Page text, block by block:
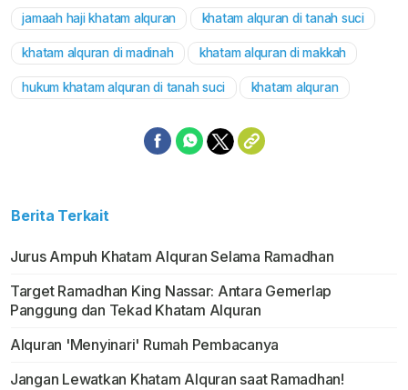
Mute
jamaah haji khatam alquran khatam alquran di tanah suci
khatam alquran di madinah khatam alquran di makkah
hukum khatam alquran di tanah suci khatam alquran
Berita Terkait
Jurus Ampuh Khatam Alquran Selama Ramadhan
Target Ramadhan King Nassar: Antara Gemerlap
Panggung dan Tekad Khatam Alquran
Alquran 'Menyinari' Rumah Pembacanya
Jangan Lewatkan Khatam Alquran saat Ramadhan!